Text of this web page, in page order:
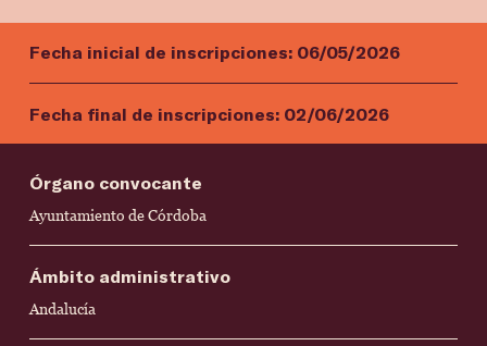
Fecha inicial de inscripciones: 06/05/2026
Fecha final de inscripciones: 02/06/2026
Órgano convocante
Ayuntamiento de Córdoba
Ámbito administrativo
Andalucía